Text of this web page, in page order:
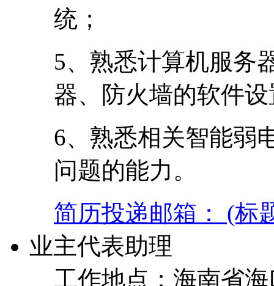
统；
5、熟悉计算机服务
器、防火墙的软件
6、熟悉相关智能弱
问题的能力。
简历投递邮箱： (标
业主代表助理
工作地点：海南省